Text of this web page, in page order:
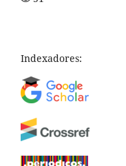
Indexadores: